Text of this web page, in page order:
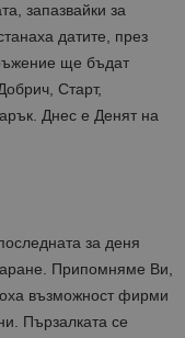
запазвайки за
датите, през
ще бъдат
Старт,
Днес е Денят на
за деня
Припомняме Ви,
възможност фирми
Пързалката се